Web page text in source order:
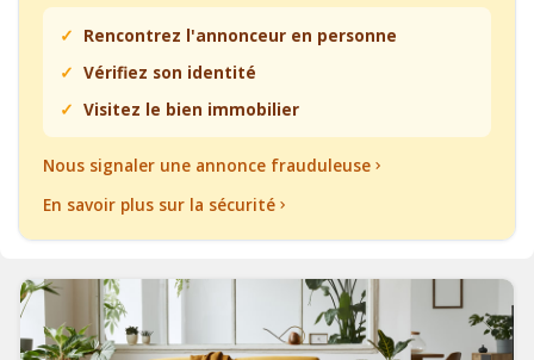
Rencontrez l'annonceur en personne
Vérifiez son identité
Visitez le bien immobilier
Nous signaler une annonce frauduleuse
En savoir plus sur la sécurité